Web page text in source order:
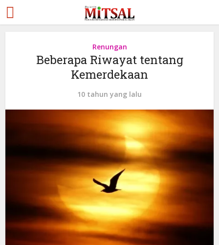
Renungan
Beberapa Riwayat tentang
Kemerdekaan
10 tahun yang lalu